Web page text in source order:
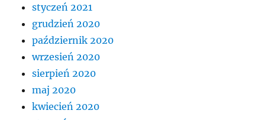
styczeń 2021
grudzień 2020
październik 2020
wrzesień 2020
sierpień 2020
maj 2020
kwiecień 2020